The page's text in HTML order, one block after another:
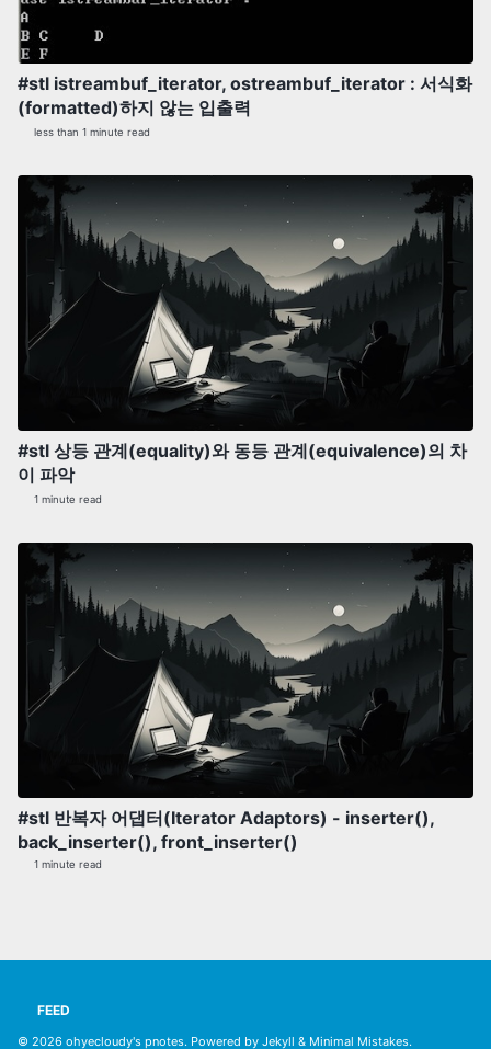
#stl istreambuf_iterator, ostreambuf_iterator : 서식화
(formatted)하지 않는 입출력
less than 1 minute read
#stl 상등 관계(equality)와 동등 관계(equivalence)의 차
이 파악
1 minute read
#stl 반복자 어댑터(Iterator Adaptors) - inserter(),
back_inserter(), front_inserter()
1 minute read
FEED
© 2026 ohyecloudy's pnotes. Powered by Jekyll & Minimal Mistakes.